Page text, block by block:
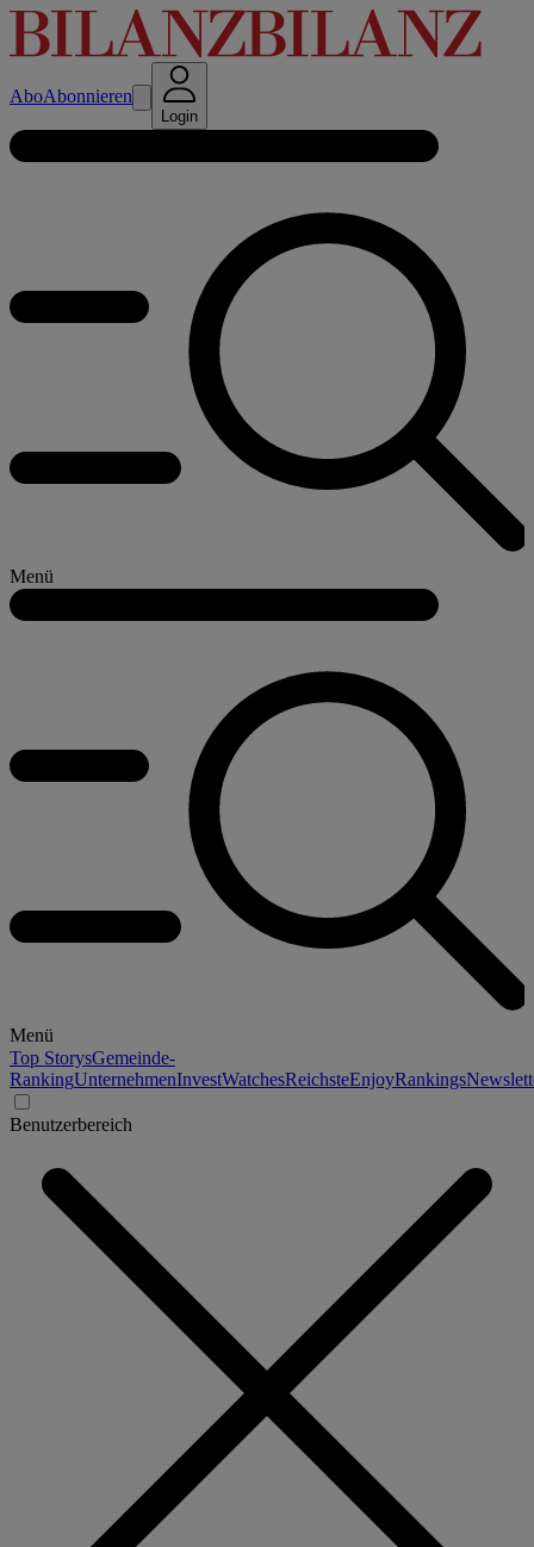
AboAbonnieren
Login
Menü
Menü
Top StorysGemeinde-
RankingUnternehmenInvestWatchesReichsteEnjoyRankings
Benutzerbereich